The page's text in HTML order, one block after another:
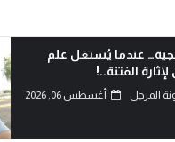
الأربعين الاممية ثورة ضد
وافشال للمخططات